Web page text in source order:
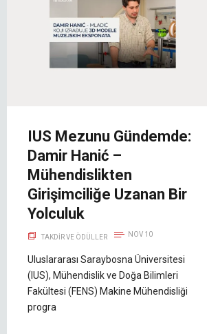
IUS Mezunu Gündemde:
Damir Hanić –
Mühendislikten
Girişimciliğe Uzanan Bir
Yolculuk
TAKDIR VE ÖDÜLLER NOV 10
Uluslararası Saraybosna Üniversitesi
(IUS), Mühendislik ve Doğa Bilimleri
Fakültesi (FENS) Makine Mühendisliği
progra